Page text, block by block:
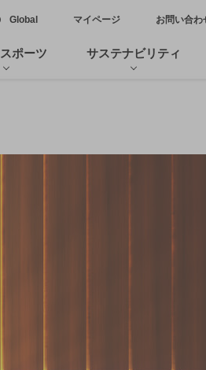
Global新しいウィンドウで開く
マイページ お問い合わ
ポーツ サステナビリティ